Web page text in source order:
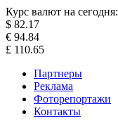
Курс валют на сегодня:
$ 82.17
€ 94.84
£ 110.65
Партнеры
Реклама
Фоторепортажи
Контакты